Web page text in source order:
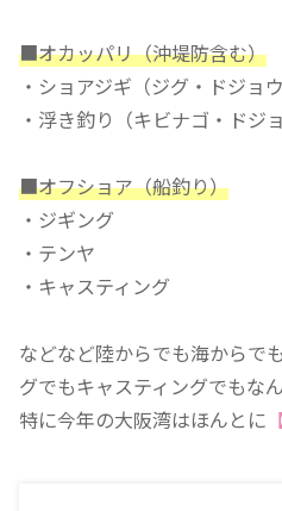
■オカッパリ（沖堤防含む）
・ショアジギ（ジグ・ドジョ
・浮き釣り（キビナゴ・ドジ
■オフショア（船釣り）
・ジギング
・テンヤ
・キャスティング
などなど陸からでも海からで
グでもキャスティングでもな
特に今年の大阪湾はほんとに